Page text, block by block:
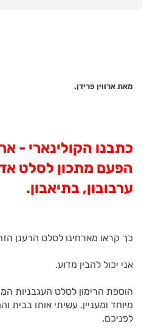
מאת ארווין פרידן.
כתבנו הקולינארי -
הפעם מתכון לסלט
ערבובון, בתיאבון.
כך קראו מארחינו לסלט הרענן
אני יכול להבין מדוע.
הוספת הרימון לסלט העגבניות
מיוחד ומעניין. עשיתי אותו בבית
לפניכם.